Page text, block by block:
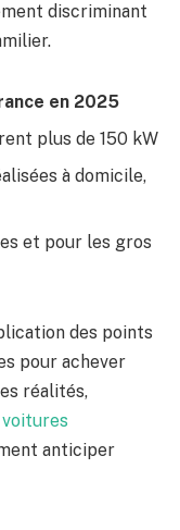
discriminant
en 2025
plus de 150 kW
à domicile,
et pour les gros
des points
pour achever
réalités,
anticiper